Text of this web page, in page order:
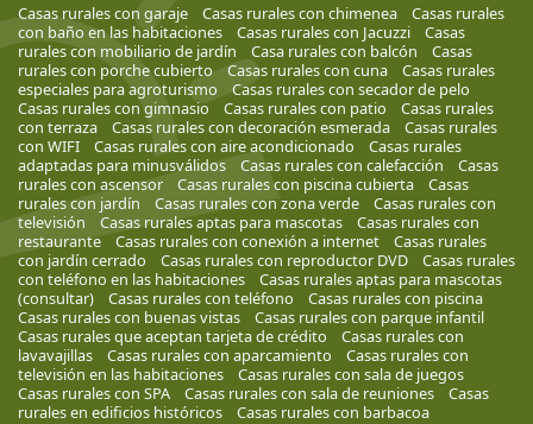
Casas rurales con garaje Casas rurales con chimenea
Casas rurales
con baño en las habitaciones
Casas rurales con Jacuzzi
Casas
rurales con mobiliario de jardín
Casa rurales con balcón
Casas
rurales con porche cubierto
Casas rurales con cuna
Casas rurales
especiales para agroturismo
Casas rurales con secador de pelo
Casas rurales con gimnasio
Casas rurales con patio
Casas rurales
con terraza
Casas rurales con decoración esmerada
Casas rurales
con WIFI
Casas rurales con aire acondicionado
Casas rurales
adaptadas para minusválidos
Casas rurales con calefacción
Casas
rurales con ascensor
Casas rurales con piscina cubierta
Casas
rurales con jardín
Casas rurales con zona verde
Casas rurales con
televisión
Casas rurales aptas para mascotas
Casas rurales con
restaurante
Casas rurales con conexión a internet
Casas rurales
con jardín cerrado
Casas rurales con reproductor DVD
Casas rurales
con teléfono en las habitaciones
Casas rurales aptas para mascotas
(consultar)
Casas rurales con teléfono
Casas rurales con piscina
Casas rurales con buenas vistas
Casas rurales con parque infantil
Casas rurales que aceptan tarjeta de crédito
Casas rurales con
lavavajillas
Casas rurales con aparcamiento
Casas rurales con
televisión en las habitaciones
Casas rurales con sala de juegos
Casas rurales con SPA
Casas rurales con sala de reuniones
Casas
rurales en edificios históricos
Casas rurales con barbacoa